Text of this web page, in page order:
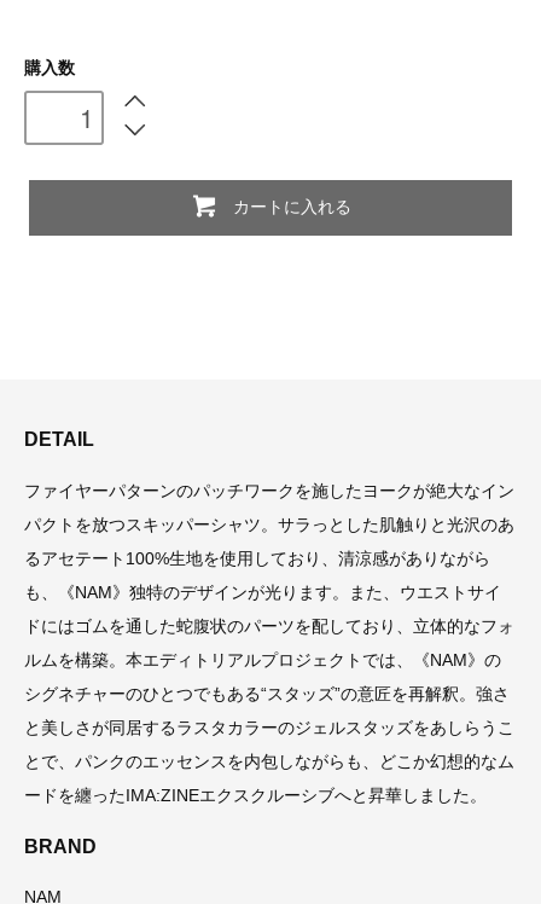
購入数
カートに入れる
DETAIL
ファイヤーパターンのパッチワークを施したヨークが絶大なイン
パクトを放つスキッパーシャツ。サラっとした肌触りと光沢のあ
るアセテート100%生地を使用しており、清涼感がありながら
も、《NAM》独特のデザインが光ります。また、ウエストサイ
ドにはゴムを通した蛇腹状のパーツを配しており、立体的なフォ
ルムを構築。本エディトリアルプロジェクトでは、《NAM》の
シグネチャーのひとつでもある“スタッズ”の意匠を再解釈。強さ
と美しさが同居するラスタカラーのジェルスタッズをあしらうこ
とで、パンクのエッセンスを内包しながらも、どこか幻想的なム
ードを纏ったIMA:ZINEエクスクルーシブへと昇華しました。
BRAND
NAM